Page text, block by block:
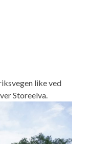
like ved
Storeelva.